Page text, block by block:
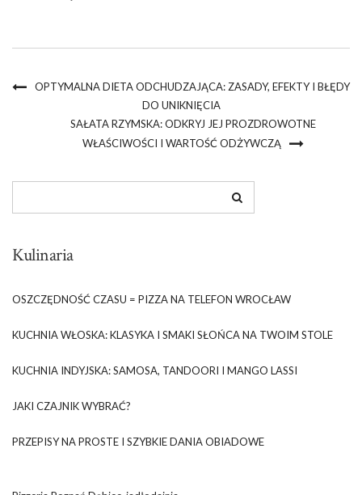
OPTYMALNA DIETA ODCHUDZAJĄCA: ZASADY, EFEKTY I BŁĘDY
DO UNIKNIĘCIA
SAŁATA RZYMSKA: ODKRYJ JEJ PROZDROWOTNE
WŁAŚCIWOŚCI I WARTOŚĆ ODŻYWCZĄ
Kulinaria
OSZCZĘDNOŚĆ CZASU = PIZZA NA TELEFON WROCŁAW
KUCHNIA WŁOSKA: KLASYKA I SMAKI SŁOŃCA NA TWOIM STOLE
KUCHNIA INDYJSKA: SAMOSA, TANDOORI I MANGO LASSI
JAKI CZAJNIK WYBRAĆ?
PRZEPISY NA PROSTE I SZYBKIE DANIA OBIADOWE